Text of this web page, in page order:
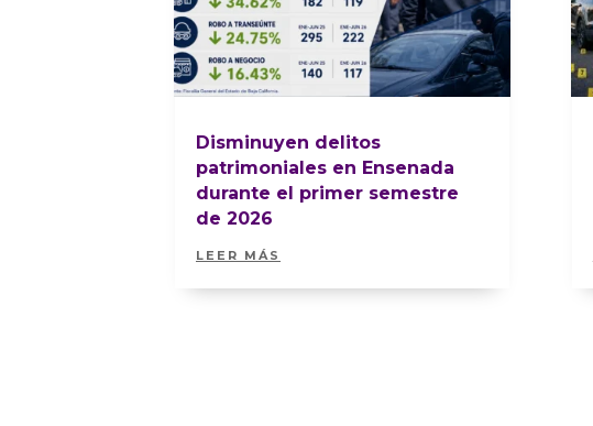
Disminuyen delitos
patrimoniales en Ensenada
durante el primer semestre
de 2026
LEER MÁS